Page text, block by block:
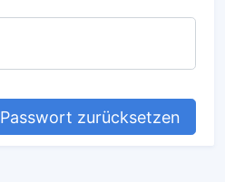
Passwort zurücksetzen